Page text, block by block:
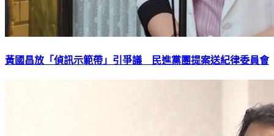
黃國昌放「偵訊示範帶」引爭議 民進黨團提案送紀律委員會